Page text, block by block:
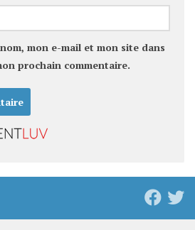
mon e-mail et mon site dans
prochain commentaire.